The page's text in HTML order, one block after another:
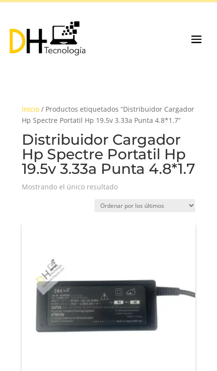
Inicio/ Productos etiquetados “Distribuidor Cargador
Hp Spectre Portatil Hp 19.5v 3.33a Punta 4.8*1.7”
Distribuidor Cargador
Hp Spectre Portatil Hp
19.5v 3.33a Punta 4.8*1.7
Mostrando el único resultado